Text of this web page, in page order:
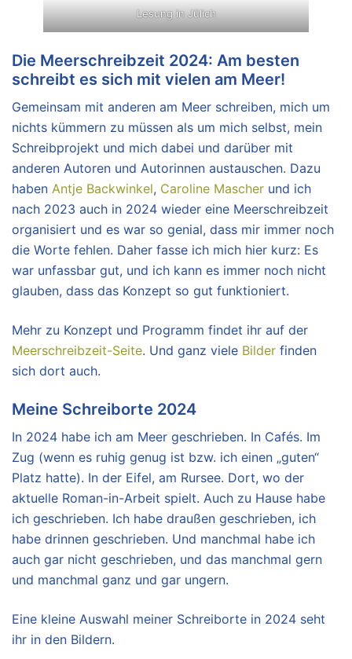
Lesung in Jülich
Die Meerschreibzeit 2024: Am besten
schreibt es sich mit vielen am Meer!
Gemeinsam mit anderen am Meer schreiben, mich um
nichts kümmern zu müssen als um mich selbst, mein
Schreibprojekt und mich dabei und darüber mit
anderen Autoren und Autorinnen austauschen. Dazu
haben Antje Backwinkel, Caroline Mascher und ich
nach 2023 auch in 2024 wieder eine Meerschreibzeit
organisiert und es war so genial, dass mir immer noch
die Worte fehlen. Daher fasse ich mich hier kurz: Es
war unfassbar gut, und ich kann es immer noch nicht
glauben, dass das Konzept so gut funktioniert.
Mehr zu Konzept und Programm findet ihr auf der
Meerschreibzeit-Seite. Und ganz viele Bilder finden
sich dort auch.
Meine Schreiborte 2024
In 2024 habe ich am Meer geschrieben. In Cafés. Im
Zug (wenn es ruhig genug ist bzw. ich einen „guten“
Platz hatte). In der Eifel, am Rursee. Dort, wo der
aktuelle Roman-in-Arbeit spielt. Auch zu Hause habe
ich geschrieben. Ich habe draußen geschrieben, ich
habe drinnen geschrieben. Und manchmal habe ich
auch gar nicht geschrieben, und das manchmal gern
und manchmal ganz und gar ungern.
Eine kleine Auswahl meiner Schreiborte in 2024 seht
ihr in den Bildern.